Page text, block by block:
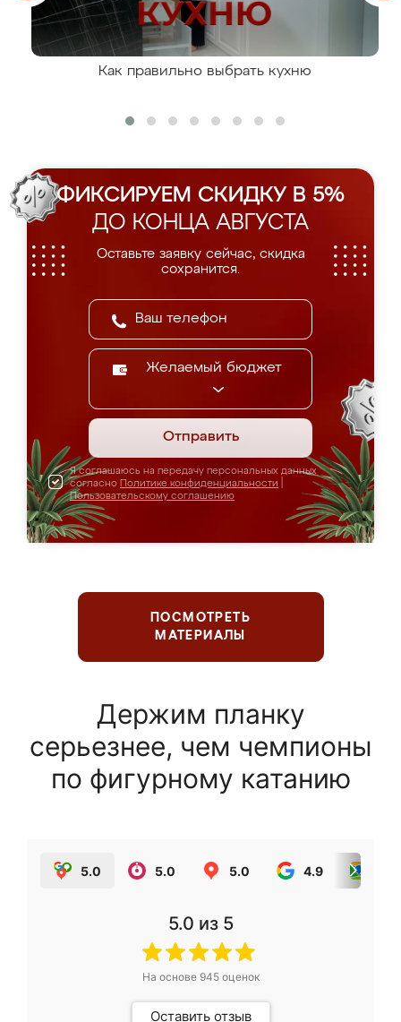
Как правильно выбрать кухню
ФИКСИРУЕМ СКИДКУ В 5%
ДО КОНЦА АВГУСТА
Оставьте заявку сейчас, скидка
сохранится.
Желаемый бюджет
Отправить
Я соглашаюсь на передачу персональных данных
согласно Политике конфиденциальности
Пользовательскому соглашению
ПОСМОТРЕТЬ
МАТЕРИАЛЫ
Держим планку
серьезнее, чем чемпионы
по фигурному катанию
5.0 5.0 5.0 4.9
5.0 из 5
На основе 945оценок
Оставить отзыв